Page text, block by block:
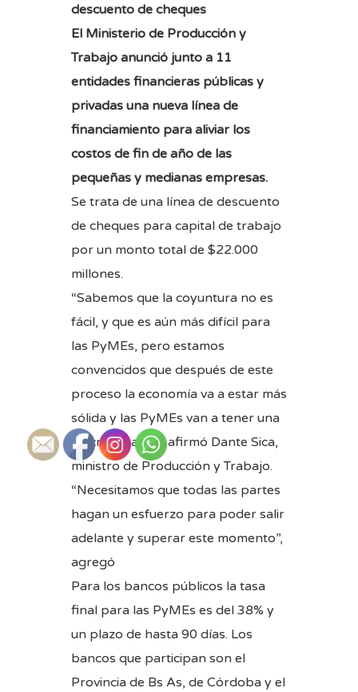
descuento de cheques
El Ministerio de Producción y
Trabajo anunció junto a 11
entidades financieras públicas y
privadas una nueva línea de
financiamiento para aliviar los
costos de fin de año de las
pequeñas y medianas empresas.
Se trata de una línea de descuento
de cheques para capital de trabajo
por un monto total de $22.000
millones.
“Sabemos que la coyuntura no es
fácil, y que es aún más difícil para
las PyMEs, pero estamos
convencidos que después de este
proceso la economía va a estar más
sólida y las PyMEs van a tener una
macro estable”, afirmó Dante Sica,
ministro de Producción y Trabajo.
“Necesitamos que todas las partes
hagan un esfuerzo para poder salir
adelante y superar este momento”,
agregó
Para los bancos públicos la tasa
final para las PyMEs es del 38% y
un plazo de hasta 90 días. Los
bancos que participan son el
Provincia de Bs As, de Córdoba y el